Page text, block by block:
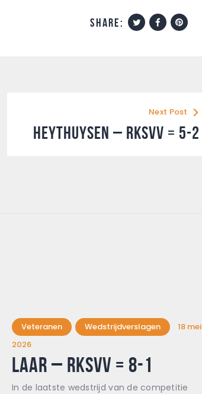
share:
Next Post
Heythuysen – RKSVV = 5-2
Veteranen Wedstrijdverslagen
18 mei
2026
Laar – Rksvv = 8-1
In de laatste wedstrijd van de competitie